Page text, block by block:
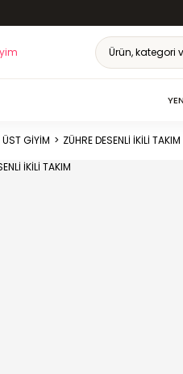
ÜST GİYİM ZÜHRE DESENLİ İKİLİ TAKIM